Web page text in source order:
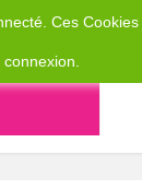
Ces